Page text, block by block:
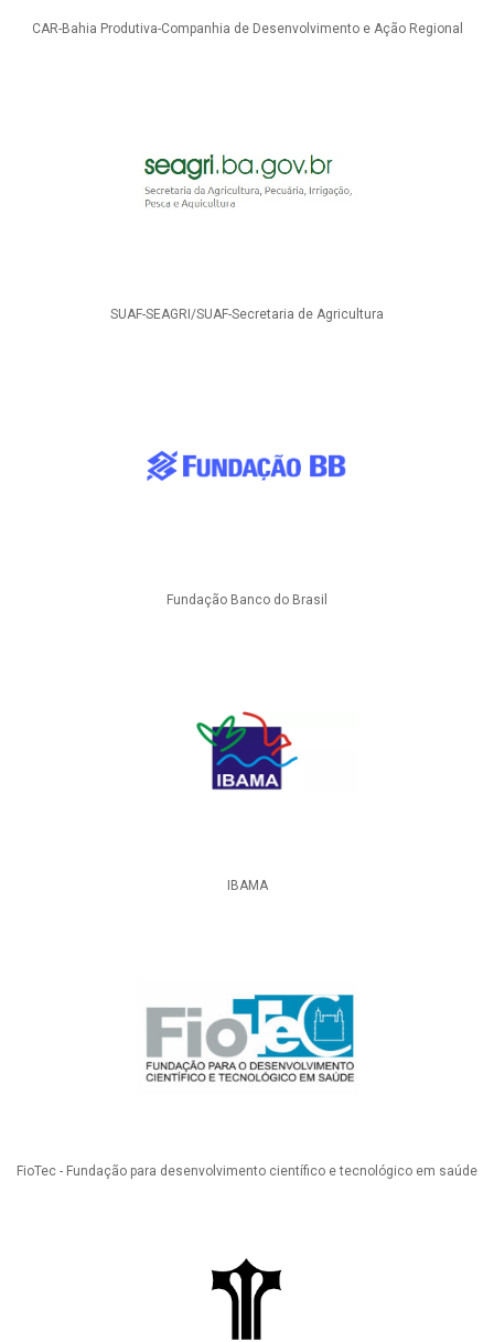
CAR-Bahia Produtiva-Companhia de Desenvolvimento e Ação Regional
SUAF-SEAGRI/SUAF-Secretaria de Agricultura
Fundação Banco do Brasil
IBAMA
FioTec - Fundação para desenvolvimento científico e tecnológico em saúde